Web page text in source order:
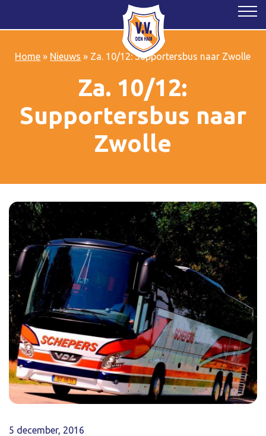
Home » Nieuws » Za. 10/12: Supportersbus naar Zwolle
Za. 10/12:
Supportersbus naar
Zwolle
5 december, 2016